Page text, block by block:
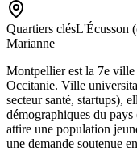
Quartiers clésL'Écusson
Marianne
Montpellier est la 7e ville
Occitanie. Ville
secteur santé, startups),
démographiques du
attire une population
une demande soutenue